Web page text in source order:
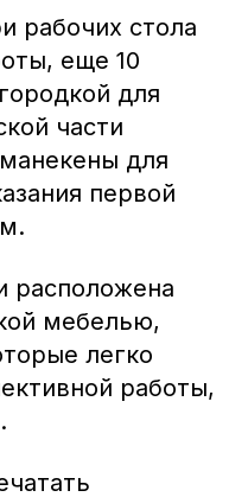
рабочих стола
еще 10
для
части
для
первой
расположена
мебелью,
легко
работы,